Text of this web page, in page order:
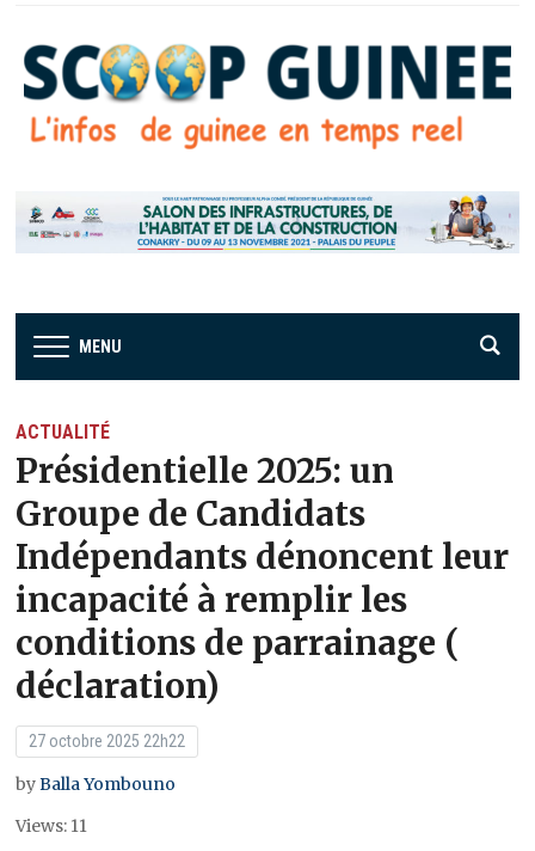
MENU
ACTUALITÉ
Présidentielle 2025: un
Groupe de Candidats
Indépendants dénoncent leur
incapacité à remplir les
conditions de parrainage (
déclaration)
27 octobre 2025 22h22
byBalla Yombouno
Views: 11